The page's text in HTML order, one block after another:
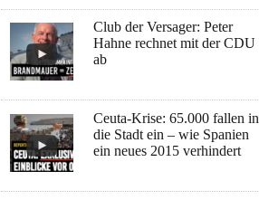
Club der Versager: Peter
Hahne rechnet mit der CDU
ab
Ceuta-Krise: 65.000 fallen in
die Stadt ein – wie Spanien
ein neues 2015 verhindert